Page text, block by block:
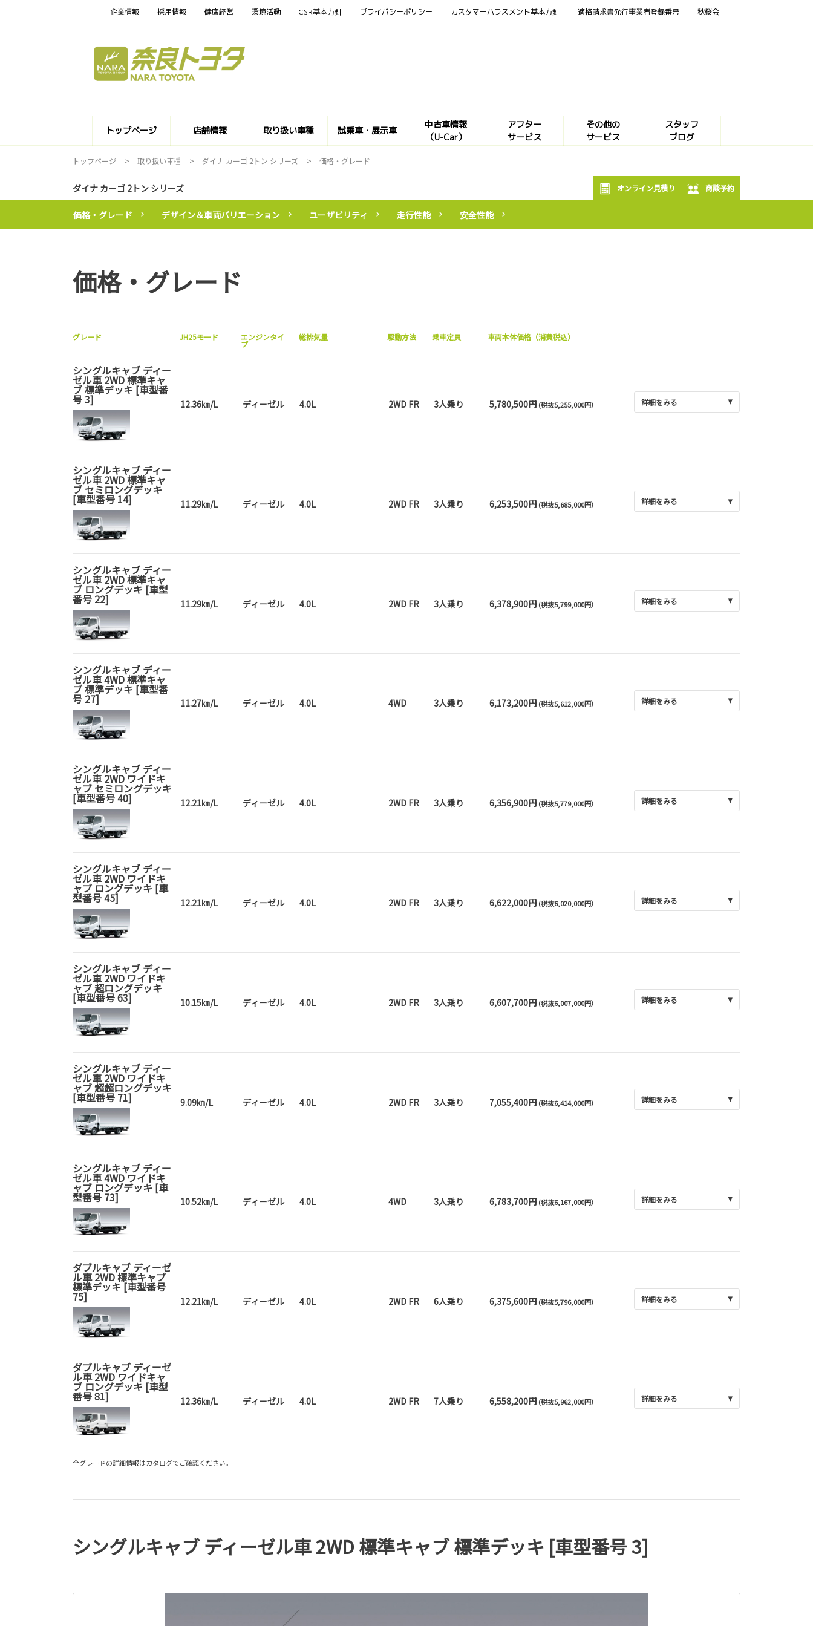
トップページ 店舗情報 取り扱い車種 試乗車・展示車
中古車情報
（U-Car）
アフター
サービス
その他の
サービス
スタッフ
ブログ
企業情報 採用情報 健康経営 環境活動 CSR基本方針 プライバシーポリシー カスタマーハラスメント基本方針 適格請求書発行事業者登録番号 秋桜会
トップページ 取り扱い車種 ダイナ カーゴ 2トン シリーズ 価格・グレード
ダイナ カーゴ 2トン シリーズ オンライン見積り 商談予約
価格・グレード デザイン＆車両バリエーション ユーザビリティ 走行性能 安全性能
価格・グレード
グレード JH25モード エンジンタイ
プ
総排気量 駆動方法 乗車定員 車両本体価格（消費税込）
シングルキャブ ディー
ゼル車 2WD 標準キャ
ブ 標準デッキ [車型番
号 3] 12.36㎞/L ディーゼル 4.0L 2WD FR 3人乗り 5,780,500円 (税抜5,255,000円） 詳細をみる
シングルキャブ ディー
ゼル車 2WD 標準キャ
ブ セミロングデッキ
[車型番号 14] 11.29㎞/L ディーゼル 4.0L 2WD FR 3人乗り 6,253,500円 (税抜5,685,000円） 詳細をみる
シングルキャブ ディー
ゼル車 2WD 標準キャ
ブ ロングデッキ [車型
番号 22] 11.29㎞/L ディーゼル 4.0L 2WD FR 3人乗り 6,378,900円 (税抜5,799,000円） 詳細をみる
シングルキャブ ディー
ゼル車 4WD 標準キャ
ブ 標準デッキ [車型番
号 27] 11.27㎞/L ディーゼル 4.0L 4WD 3人乗り 6,173,200円 (税抜5,612,000円） 詳細をみる
シングルキャブ ディー
ゼル車 2WD ワイドキ
ャブ セミロングデッキ
[車型番号 40] 12.21㎞/L ディーゼル 4.0L 2WD FR 3人乗り 6,356,900円 (税抜5,779,000円） 詳細をみる
シングルキャブ ディー
ゼル車 2WD ワイドキ
ャブ ロングデッキ [車
型番号 45] 12.21㎞/L ディーゼル 4.0L 2WD FR 3人乗り 6,622,000円 (税抜6,020,000円） 詳細をみる
シングルキャブ ディー
ゼル車 2WD ワイドキ
ャブ 超ロングデッキ
[車型番号 63] 10.15㎞/L ディーゼル 4.0L 2WD FR 3人乗り 6,607,700円 (税抜6,007,000円） 詳細をみる
シングルキャブ ディー
ゼル車 2WD ワイドキ
ャブ 超超ロングデッキ
[車型番号 71] 9.09㎞/L ディーゼル 4.0L 2WD FR 3人乗り 7,055,400円 (税抜6,414,000円） 詳細をみる
シングルキャブ ディー
ゼル車 4WD ワイドキ
ャブ ロングデッキ [車
型番号 73] 10.52㎞/L ディーゼル 4.0L 4WD 3人乗り 6,783,700円 (税抜6,167,000円） 詳細をみる
ダブルキャブ ディーゼ
ル車 2WD 標準キャブ
標準デッキ [車型番号
75] 12.21㎞/L ディーゼル 4.0L 2WD FR 6人乗り 6,375,600円 (税抜5,796,000円） 詳細をみる
ダブルキャブ ディーゼ
ル車 2WD ワイドキャ
ブ ロングデッキ [車型
番号 81] 12.36㎞/L ディーゼル 4.0L 2WD FR 7人乗り 6,558,200円 (税抜5,962,000円） 詳細をみる
全グレードの詳細情報はカタログでご確認ください。
シングルキャブ ディーゼル車 2WD 標準キャブ 標準デッキ [車型番号 3]